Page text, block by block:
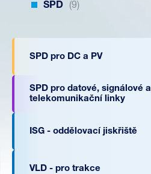
SPD (9)
SPD pro DC a PV
SPD pro datové, signálové a
telekomunikační linky
ISG - oddělovací jiskřiště
VLD - pro trakce